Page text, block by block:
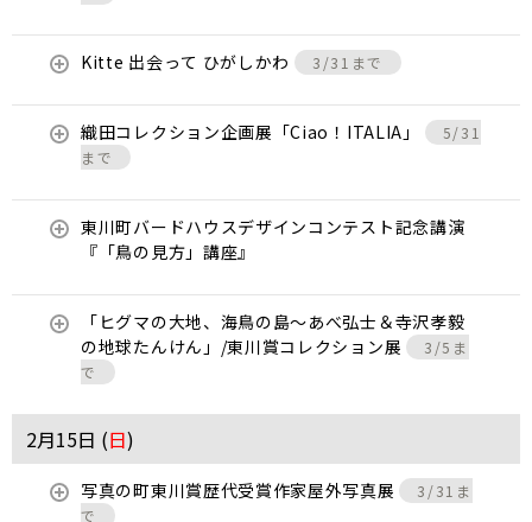
Kitte 出会って ひがしかわ 3/31まで
織田コレクション企画展「Ciao！ITALIA」
5/31
まで
東川町バードハウスデザインコンテスト記念講演
『「鳥の見方」講座』
「ヒグマの大地、海鳥の島～あべ弘士＆寺沢孝毅
の地球たんけん」/東川賞コレクション展
3/5ま
で
2月15日 (日)
写真の町東川賞歴代受賞作家屋外写真展
3/31ま
で